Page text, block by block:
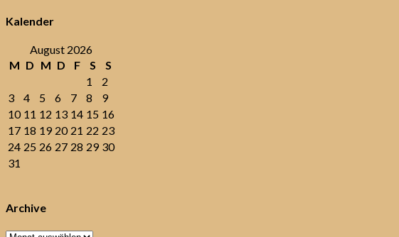
Kalender
August 2026
M D M D F S
S
1
2
3
4 5 6 7 8
9
10 11 12 13 14 15 16
17 18 19 20 21 22 23
24 25 26 27 28 29 30
31
Archive